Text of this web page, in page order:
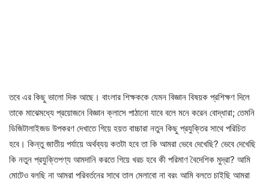
তবে এর কিছু ভালো দিক আছে। বাংলার শিক্ষককে যেমন বিজ্ঞান বিষয়ক প্রশিক্ষণ দিলে
তাকে মাঝেমধ্যে প্রয়োজনে বিজ্ঞান ক্লাসে পাঠানো যাবে বলে মনে করেন বোদ্ধারা; তেমনি
ডিজিটালাইজড উপকরণ দেখাতে গিয়ে হয়ত বাচ্চারা নতুন কিছু প্রযুক্তির সাথে পরিচিত
হবে। কিন্তু জাতীয় পর্যায়ে অর্থব্যয় কতটা হবে তা কি আমরা ভেবে দেখেছি? ভেবে দেখেছি
কি নতুন প্রযুক্তিপণ্য আমদানি করতে গিয়ে খরচ হবে কী পরিমাণ বৈদেশিক মুদ্রা? আমি
মোটেও বলছি না আমরা পরিবর্তনের সাথে তাল মেলাবো না বরং আমি বলতে চাইছি আমরা